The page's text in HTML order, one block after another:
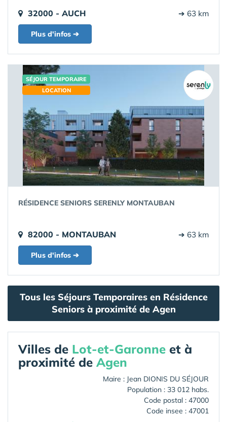
32000 - AUCH ➔ 63 km
Plus d'infos ➔
SÉJOUR TEMPORAIRE
LOCATION
RÉSIDENCE SENIORS SERENLY MONTAUBAN
82000 - MONTAUBAN ➔ 63 km
Plus d'infos ➔
Tous les Séjours Temporaires en Résidence
Seniors à proximité de Agen
Villes de Lot-et-Garonne et à
proximité de Agen
Maire : Jean DIONIS DU SÉJOUR
Population : 33 012 habs.
Code postal : 47000
Code insee : 47001